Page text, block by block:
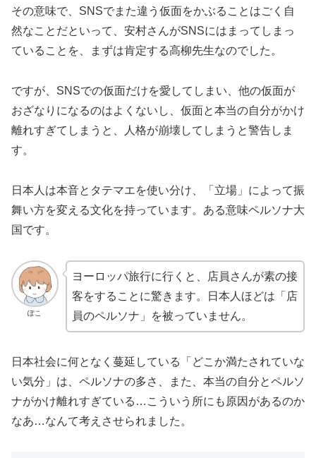
その意味で、SNSでまた違う仮面をかぶることはごく自
然なことだといって、安村さんがSNSにはまってしまっ
ていることを、まずは肯定する高柳先生なのでした。
ですが、SNSでの仮面だけを愛してしまい、他の仮面が
おざなりになるのはよくないし、仮面と本当の自分がかけ
離れすぎてしまうと、人格が崩壊してしまうと警告しま
す。
日本人は本音とタテマエを使い分け、「立場」によって振
舞い方を変える文化を持っています。ある意味ペルソナ大
国です。
ぽこ
ヨーロッパ旅行に行くと、店員さんが素の接
客をすることに驚きます。日本人ほどは「店
員のペルソナ」を被っていません。
日本社会に何となく蔓延している「どこか満たされていな
い気分」は、ペルソナの多さ、また、本当の自分とペルソ
ナがかけ離れすぎている…こういう所にも原因があるのか
なあ…なんて考えさせられました。